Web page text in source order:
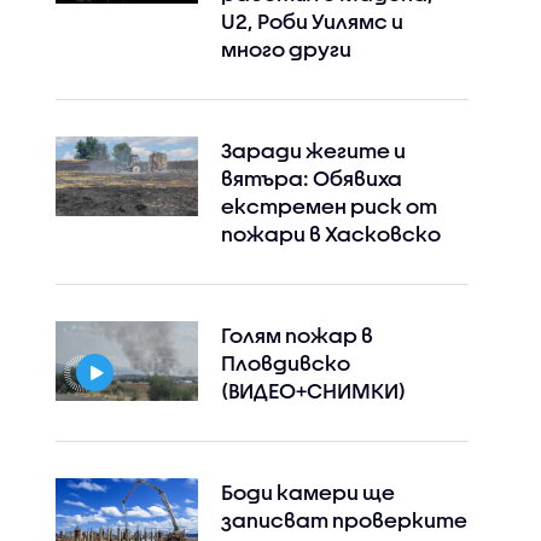
U2, Роби Уилямс и
много други
Заради жегите и
вятъра: Обявиха
екстремен риск от
пожари в Хасковско
Голям пожар в
Пловдивско
(ВИДЕО+СНИМКИ)
Боди камери ще
записват проверките